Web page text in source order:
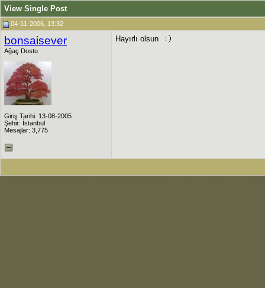
View Single Post
04-11-2006, 13:32
bonsaisever
Ağaç Dostu
Giriş Tarihi: 13-08-2005
Şehir: İstanbul
Mesajlar: 3,775
Hayırlı olsun